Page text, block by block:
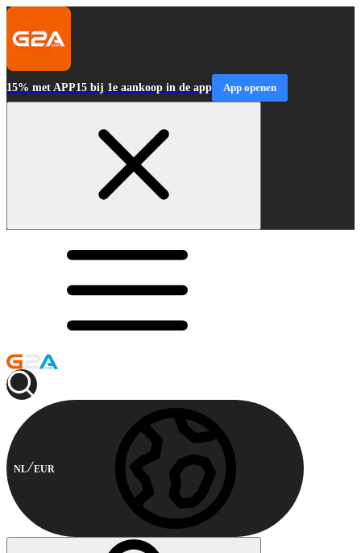
15% met APP15 bij 1e aankoop in de app App openen
NL EUR